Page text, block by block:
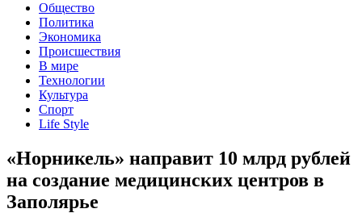
Общество
Политика
Экономика
Происшествия
В мире
Технологии
Культура
Спорт
Life Style
«Норникель» направит 10 млрд рублей
на создание медицинских центров в
Заполярье